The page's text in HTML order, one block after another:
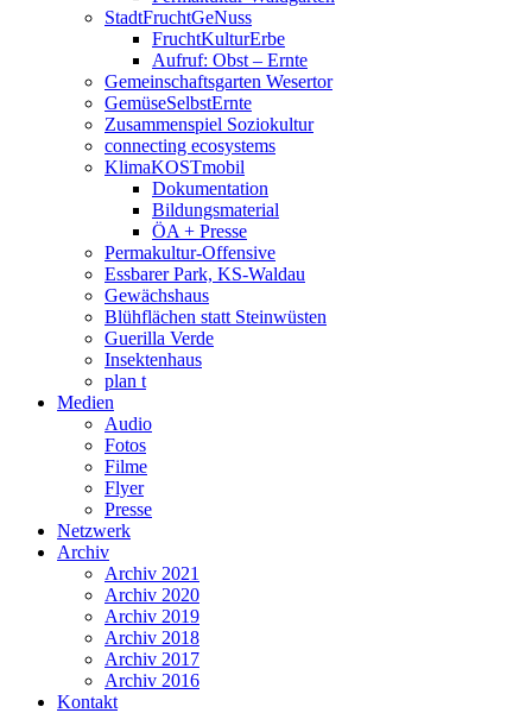
StadtFruchtGeNuss
FruchtKulturErbe
Aufruf: Obst – Ernte
Gemeinschaftsgarten Wesertor
GemüseSelbstErnte
Zusammenspiel Soziokultur
connecting ecosystems
KlimaKOSTmobil
Dokumentation
Bildungsmaterial
ÖA + Presse
Permakultur-Offensive
Essbarer Park, KS-Waldau
Gewächshaus
Blühflächen statt Steinwüsten
Guerilla Verde
Insektenhaus
plan t
Medien
Audio
Fotos
Filme
Flyer
Presse
Netzwerk
Archiv
Archiv 2021
Archiv 2020
Archiv 2019
Archiv 2018
Archiv 2017
Archiv 2016
Kontakt